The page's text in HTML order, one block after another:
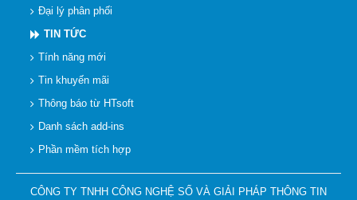
Đại lý phân phối
TIN TỨC
Tính năng mới
Tin khuyến mãi
Thông báo từ HTsoft
Danh sách add-ins
Phần mềm tích hợp
CÔNG TY TNHH CÔNG NGHỆ SỐ VÀ GIẢI PHÁP THÔNG TIN